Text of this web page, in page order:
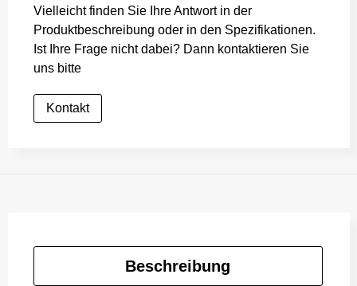
Vielleicht finden Sie Ihre Antwort in der
Produktbeschreibung oder in den Spezifikationen.
Ist Ihre Frage nicht dabei? Dann kontaktieren Sie
uns bitte
Kontakt
Beschreibung